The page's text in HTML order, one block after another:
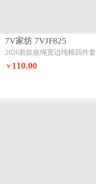
7V家纺 7VJF825
￥ 110.00